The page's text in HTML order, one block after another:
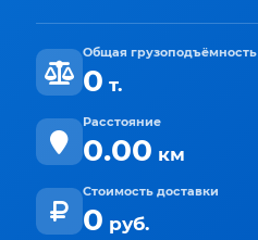
Общая грузоподъёмность
0 т.
Расстояние
0.00 км
Стоимость доставки
0 руб.